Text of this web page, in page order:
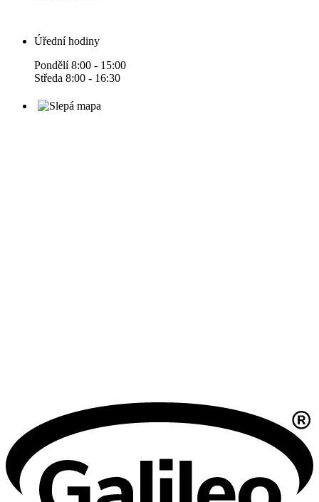
Úřední hodiny
Pondělí 8:00 - 15:00
Středa 8:00 - 16:30